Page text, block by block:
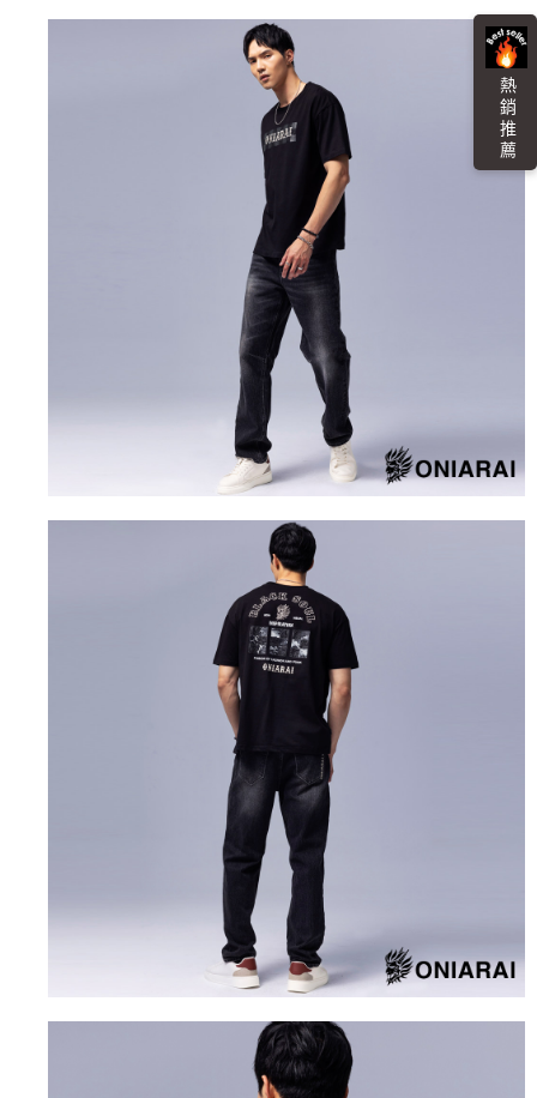
熱 銷 推 薦
４．使用「AFTEE先享後付」時，將依據個別帳號之用戶狀況，依本公司即
時審查核予不同之上限額度；若仍有額度不足之情形，本公司將視審查結果
５．嚴禁一人註冊多個帳號或使用他人資訊註冊。若發現惡意使用之情形，
恩沛科技股份有限公司將有權停止該用戶之使用額度並採取法律行動。
每筆NT$100，滿NT$3,000(含以上)免運費
查看運費